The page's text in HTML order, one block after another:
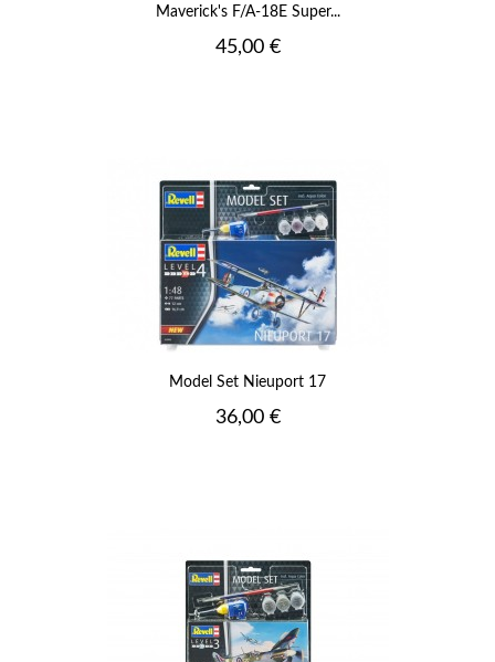
Maverick's F/A-18E Super...
Prix
45,00 €
Model Set Nieuport 17
Prix
36,00 €